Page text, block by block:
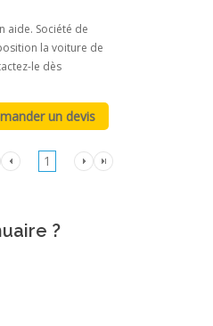
aide. Société de
la voiture de
le dès
1
?